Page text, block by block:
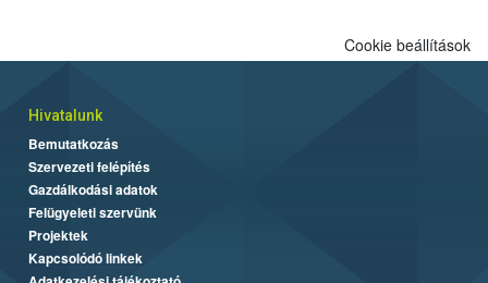
Cookie beállítások
Hivatalunk
Bemutatkozás
Szervezeti felépítés
Gazdálkodási adatok
Felügyeleti szervünk
Projektek
Kapcsolódó linkek